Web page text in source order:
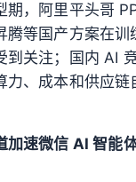
期，阿里平头哥
腾等国产方案在训
到关注；国内 AI
力、成本和供应链
加速微信 AI 智能